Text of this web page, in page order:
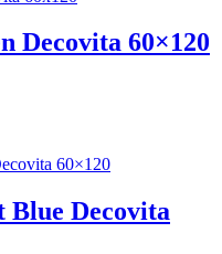
Decovita 60×120
Decovita